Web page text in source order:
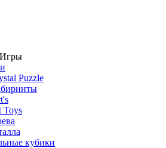
Puzzle
Toys
кубики